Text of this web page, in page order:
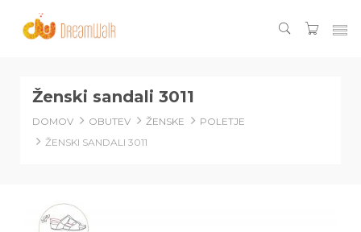
Ženski sandali 3011
DOMOV OBUTEV ŽENSKE
POLETJE
ŽENSKI SANDALI 3011